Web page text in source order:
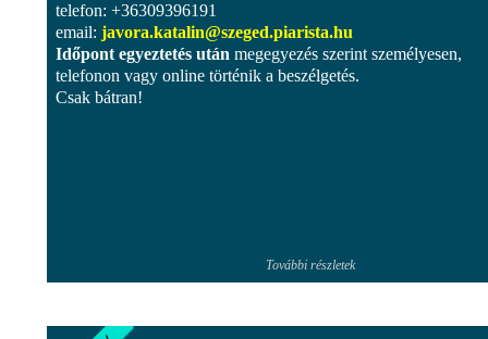
telefon: +36309396191
email: javora.katalin@szeged.piarista.hu
Időpont egyeztetés után megegyezés szerint személyesen,
telefonon vagy online történik a beszélgetés.
Csak bátran!
További részletek